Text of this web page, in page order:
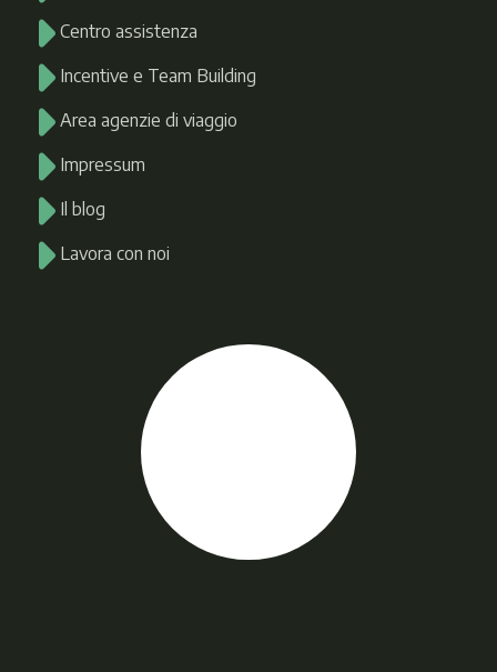
Centro assistenza
Incentive e Team Building
Area agenzie di viaggio
Impressum
Il blog
Lavora con noi